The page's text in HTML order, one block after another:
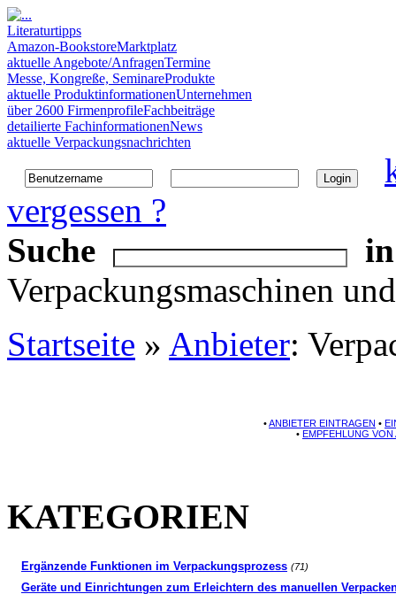
Literaturtipps
Amazon-BookstoreMarktplatz
aktuelle Angebote/AnfragenTermine
Messe, Kongreße, SeminareProdukte
aktuelle ProduktinformationenUnternehmen
über 2600 FirmenprofileFachbeiträge
detailierte FachinformationenNews
aktuelle Verpackungsnachrichten
vergessen ?
Suche
in
Verpackungsmaschinen
Startseite » Anbieter:
•ANBIETER EINTRAGEN •
• EMPFEHLUNG VON
KATEGORIEN
Ergänzende Funktionen im Verpackungsprozess (71)
Geräte und Einrichtungen zum Erleichtern des manuellen